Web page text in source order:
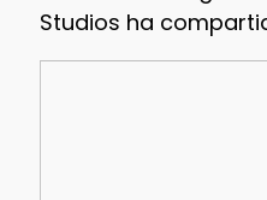
Studios ha